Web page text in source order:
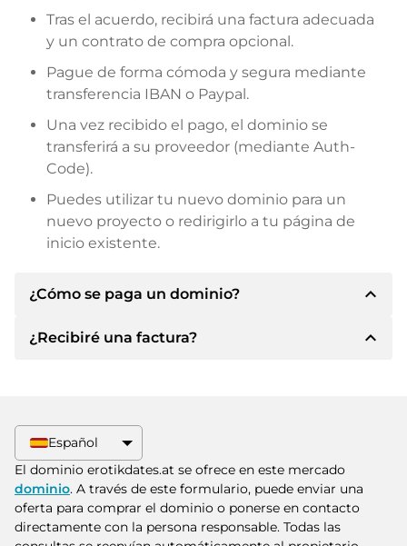
Tras el acuerdo, recibirá una factura adecuada
y un contrato de compra opcional.
Pague de forma cómoda y segura mediante
transferencia IBAN o Paypal.
Una vez recibido el pago, el dominio se
transferirá a su proveedor (mediante Auth-
Code).
Puedes utilizar tu nuevo dominio para un
nuevo proyecto o redirigirlo a tu página de
inicio existente.
¿Cómo se paga un dominio? expand_less
Tras llegar a un acuerdo, el propietario le
Paypal u otros métodos de pago.
Indique siempre el nombre de dominio y el
número de factura al realizar la transferencia.
¿Recibiré una factura? expand_less
superiores, también recibirá un contrato de
compra adicional si lo solicita.
Español
El dominio erotikdates.at se ofrece en este mercado
dominio. A través de este formulario, puede enviar una
oferta para comprar el dominio o ponerse en contacto
directamente con la persona responsable. Todas las